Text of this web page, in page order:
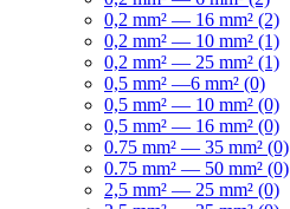
0,2 mm² — 16 mm² (2)
0,2 mm² — 10 mm² (1)
0,2 mm² — 25 mm² (1)
0,5 mm² —6 mm² (0)
0,5 mm² — 10 mm² (0)
0,5 mm² — 16 mm² (0)
0.75 mm² — 35 mm² (0)
0.75 mm² — 50 mm² (0)
2,5 mm² — 25 mm² (0)